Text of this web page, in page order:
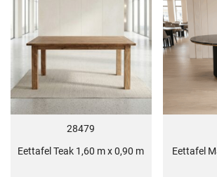
28479
Eettafel Teak 1,60 m x 0,90 m
Eettafel